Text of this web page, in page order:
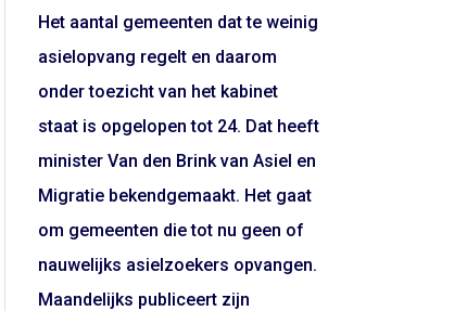
Het aantal gemeenten dat te weinig
asielopvang regelt en daarom
onder toezicht van het kabinet
staat is opgelopen tot 24. Dat heeft
minister Van den Brink van Asiel en
Migratie bekendgemaakt. Het gaat
om gemeenten die tot nu geen of
nauwelijks asielzoekers opvangen.
Maandelijks publiceert zijn